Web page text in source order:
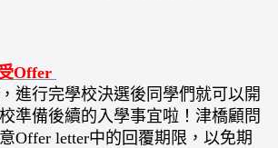
Offer
進行完學校決選後同學們就可以開
準備後續的入學事宜啦！津橋顧問
Offer letter中的回覆期限，以免期